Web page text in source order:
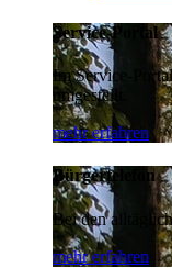
Service-Portal
Im Service-
umgestellt.
mehr erfahren
Bürgertelefon
Bei den
mehr erfahren